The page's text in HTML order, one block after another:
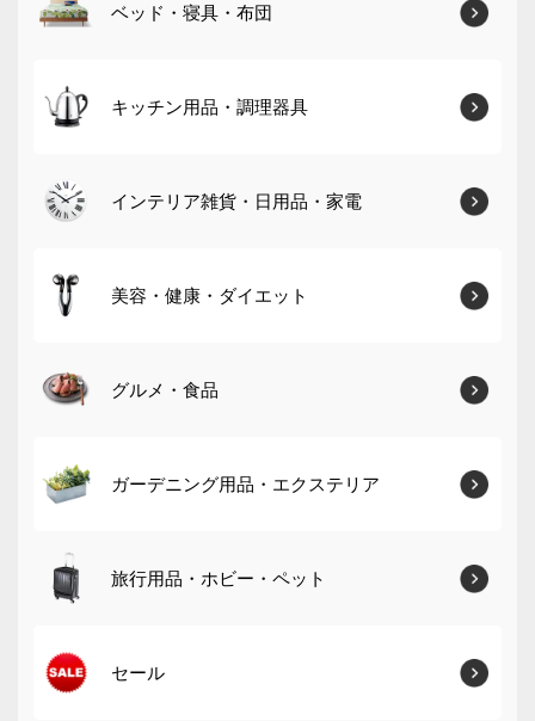
ベッド・寝具・布団
キッチン用品・調理器具
インテリア雑貨・日用品・家電
美容・健康・ダイエット
グルメ・食品
ガーデニング用品・エクステリア
旅行用品・ホビー・ペット
セール